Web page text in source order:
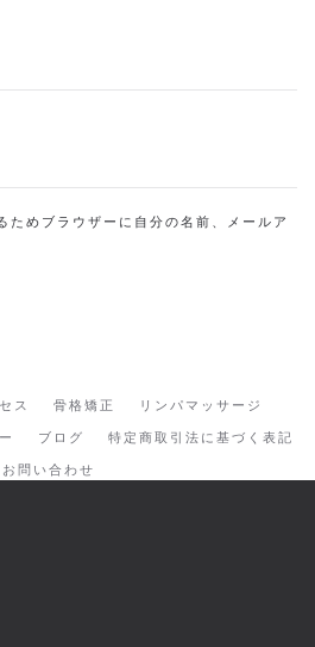
ためブラウザーに自分の名前、メールア
ス 骨格矯正
リンパマッサージ
ブログ
特定商取引法に基づく表記
お問い合わせ